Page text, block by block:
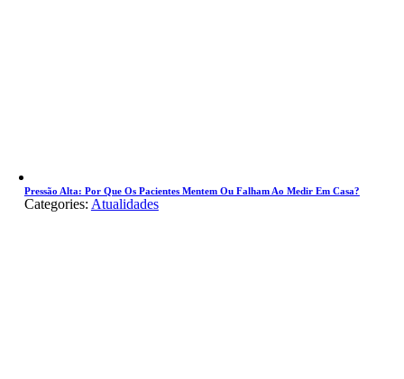
Pressão Alta: Por Que Os Pacientes Mentem Ou Falham Ao Medir Em Casa?
Categories: Atualidades